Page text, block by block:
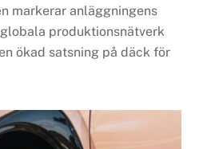
markerar anläggningens
produktionsnätverk
ökad satsning på däck för